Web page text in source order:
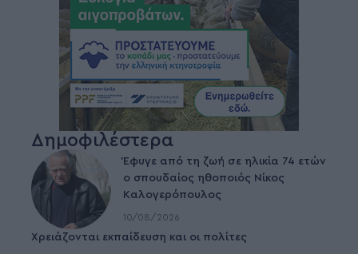
Δημοφιλέστερα
Έφυγε από τη ζωή σε ηλικία 74 ετών
ο σπουδαίος ηθοποιός Νίκος
Καλογερόπουλος
10/08/2026
Χρειάζονται εκπαίδευση και οι πολίτες